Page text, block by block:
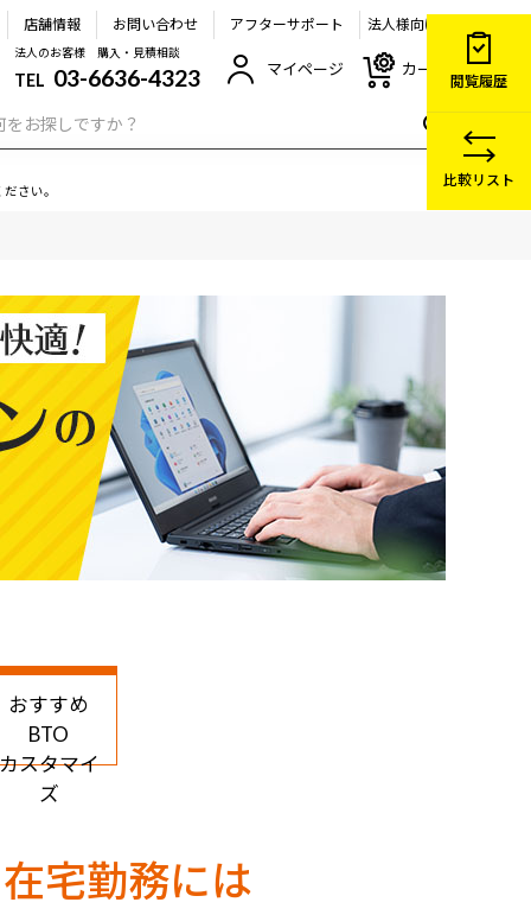
店舗情報 お問い合わせ アフターサポート 法人様向け
法人のお客様 購入・見積相談
TEL 03-6636-4323 マイページ カート
さい。
おすすめ
BTO
スタマイ
ズ
宅勤務には
閲覧履歴
比較リスト